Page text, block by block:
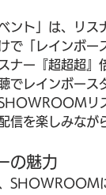
ント」は、リ
で「レインボー
スナー『超超超
でレインボース
SHOWROOMリ
信を楽しみなが
の魅力
SHOWROOM